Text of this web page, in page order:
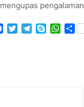
mengupas
Facebook
TwitterTelegram
Skype